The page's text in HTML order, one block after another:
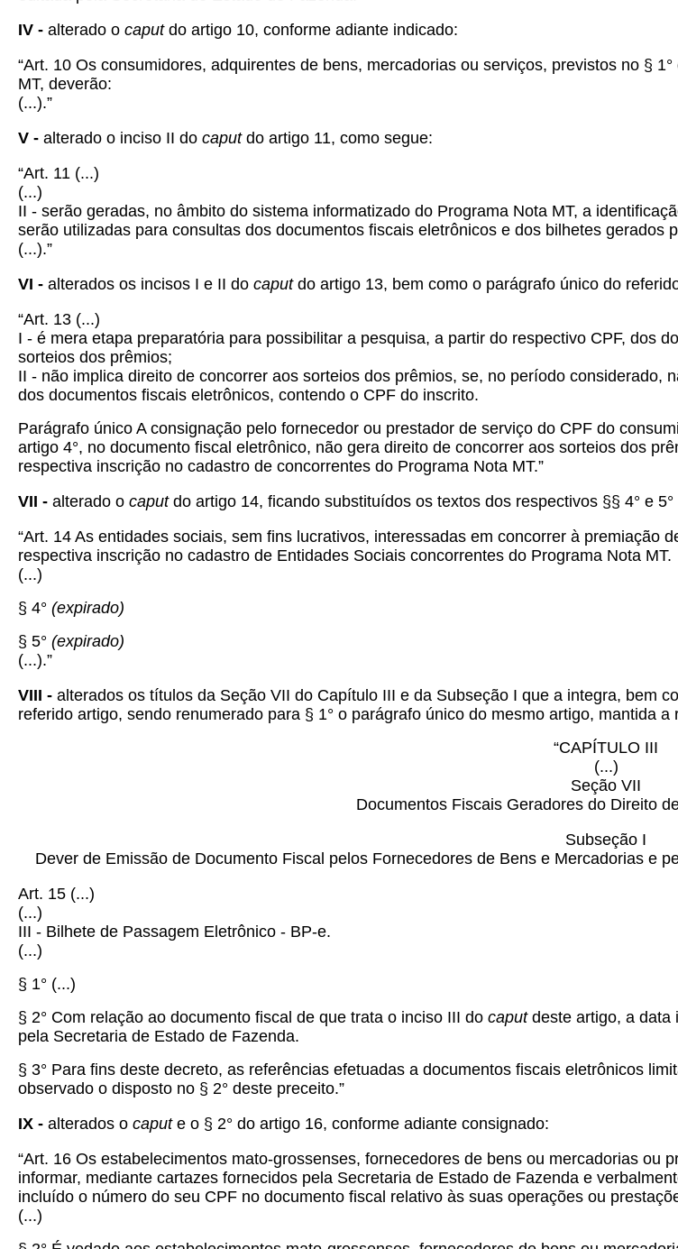
IV - alterado o caputdo artigo 10, conforme adiante indicado:
“Art. 10 Os consumidores, adquirentes de bens, mercadorias ou serviços, previstos no §
MT, deverão:
(...).”
V - alterado o inciso II do caputdo artigo 11, como segue:
“Art. 11 (...)
(...)
II - serão geradas, no âmbito do sistema informatizado do Programa Nota MT, a
serão utilizadas para consultas dos documentos fiscais eletrônicos e dos bilhetes gerados
(...).”
VI - alterados os incisos I e II do caputdo artigo 13, bem como o parágrafo único do
“Art. 13 (...)
I - é mera etapa preparatória para possibilitar a pesquisa, a partir do respectivo CPF, dos
sorteios dos prêmios;
II - não implica direito de concorrer aos sorteios dos prêmios, se, no período
dos documentos fiscais eletrônicos, contendo o CPF do inscrito.
Parágrafo único A consignação pelo fornecedor ou prestador de serviço do CPF do
artigo 4°, no documento fiscal eletrônico, não gera direito de concorrer aos sorteios dos
respectiva inscrição no cadastro de concorrentes do Programa Nota MT.”
VII - alterado o caputdo artigo 14, ficando substituídos os textos dos respectivos §§ 4° e
“Art. 14 As entidades sociais, sem fins lucrativos, interessadas em concorrer à premiação
respectiva inscrição no cadastro de Entidades Sociais concorrentes do Programa Nota MT.
(...)
§ 4° (expirado)
§ 5° (expirado)
(...).”
VIII - alterados os títulos da Seção VII do Capítulo III e da Subseção I que a integra, bem
referido artigo, sendo renumerado para § 1° o parágrafo único do mesmo artigo, mantida
“CAPÍTULO III
(...)
Seção VII
Documentos Fiscais Geradores do Direito
Subseção I
Dever de Emissão de Documento Fiscal pelos Fornecedores de Bens e Mercadorias e
Art. 15 (...)
(...)
III - Bilhete de Passagem Eletrônico - BP-e.
(...)
§ 1° (...)
§ 2° Com relação ao documento fiscal de que trata o inciso III do caputdeste artigo, a data
pela Secretaria de Estado de Fazenda.
§ 3° Para fins deste decreto, as referências efetuadas a documentos fiscais eletrônicos
observado o disposto no § 2° deste preceito.”
IX - alterados o capute o § 2° do artigo 16, conforme adiante consignado:
“Art. 16 Os estabelecimentos mato-grossenses, fornecedores de bens ou mercadorias ou
informar, mediante cartazes fornecidos pela Secretaria de Estado de Fazenda e
incluído o número do seu CPF no documento fiscal relativo às suas operações ou
(...)